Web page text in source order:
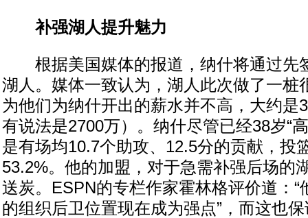
补强湖人提升魅力
根据美国媒体的报道，纳什将通过先
湖人。媒体一致认为，湖人此次做了一桩
为他们为纳什开出的薪水并不高，大约是
有说法是2700万）。纳什尽管已经38岁“
是有场均10.7个助攻、12.5分的贡献，投
53.2%。他的加盟，对于急需补强后场的
送炭。ESPN的专栏作家霍林格评价道：“
的组织后卫位置现在成为强点”，而这也